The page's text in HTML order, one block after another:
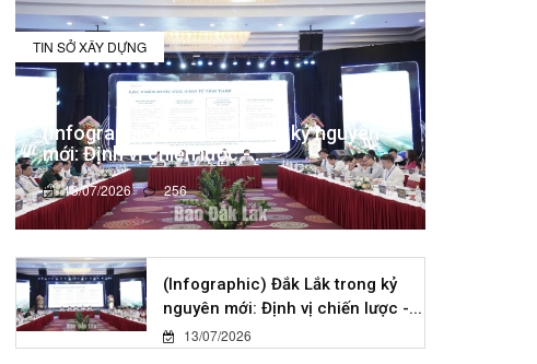
TIN SỞ XÂY DỰNG
(Infographic) Đắk Lắk trong kỷ nguyên
mới: Định vị chiến lược -...
13/07/2026 256
(Infographic) Đắk Lắk trong kỷ
nguyên mới: Định vị chiến lược -...
13/07/2026